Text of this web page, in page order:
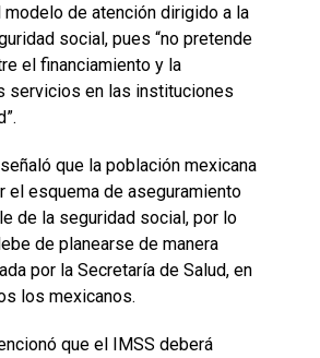
modelo de atención dirigido a la
social, pues “no pretende
el financiamiento y la
servicios en las instituciones
que la población mexicana
el esquema de aseguramiento
de la seguridad social, por lo
de planearse de manera
por la Secretaría de Salud, en
los mexicanos.
que el IMSS deberá